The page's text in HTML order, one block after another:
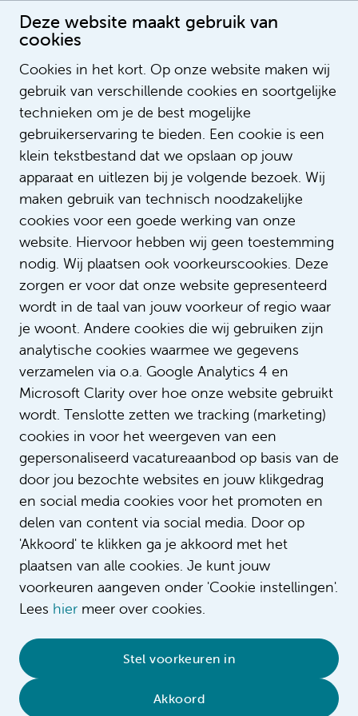
Deze website maakt gebruik van
cookies
Cookies in het kort. Op onze website maken wij
gebruik van verschillende cookies en soortgelijke
technieken om je de best mogelijke
gebruikerservaring te bieden. Een cookie is een
klein tekstbestand dat we opslaan op jouw
apparaat en uitlezen bij je volgende bezoek. Wij
maken gebruik van technisch noodzakelijke
cookies voor een goede werking van onze
website. Hiervoor hebben wij geen toestemming
nodig. Wij plaatsen ook voorkeurscookies. Deze
zorgen er voor dat onze website gepresenteerd
wordt in de taal van jouw voorkeur of regio waar
je woont. Andere cookies die wij gebruiken zijn
analytische cookies waarmee we gegevens
verzamelen via o.a. Google Analytics 4 en
Microsoft Clarity over hoe onze website gebruikt
wordt. Tenslotte zetten we tracking (marketing)
cookies in voor het weergeven van een
gepersonaliseerd vacatureaanbod op basis van de
door jou bezochte websites en jouw klikgedrag
en social media cookies voor het promoten en
delen van content via social media. Door op
'Akkoord' te klikken ga je akkoord met het
plaatsen van alle cookies. Je kunt jouw
voorkeuren aangeven onder 'Cookie instellingen'.
Lees hier meer over cookies.
Stel voorkeuren in
Akkoord
Miranda Gans - Langelaar
Cookieverklaring • Sitemap